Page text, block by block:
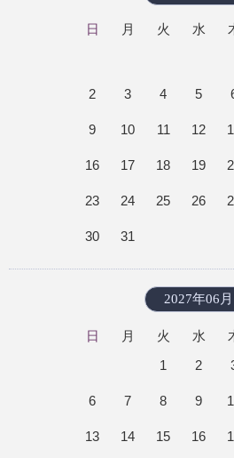
日 月 火 水
2 3 4 5
9 10 11 12
16 17 18 19
23 24 25 26
30 31
2027年06月
日 月 火 水
1
2
6 7 8 9
13 14 15 16